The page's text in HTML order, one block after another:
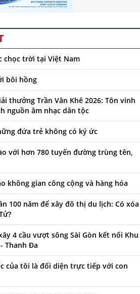
chọc trời tại Việt Nam
bôi hồng
thưởng Trần Văn Khê 2026: Tôn vinh
nguồn âm nhạc dân tộc
đứa trẻ không có ký ức
với hơn 780 tuyến đường trùng tên,
không gian công cộng và hàng hóa
100 năm để xây đô thị du lịch: Có xóa
4 cầu vượt sông Sài Gòn kết nối Khu
Thanh Đa
của tôi là đối diện trực tiếp với con